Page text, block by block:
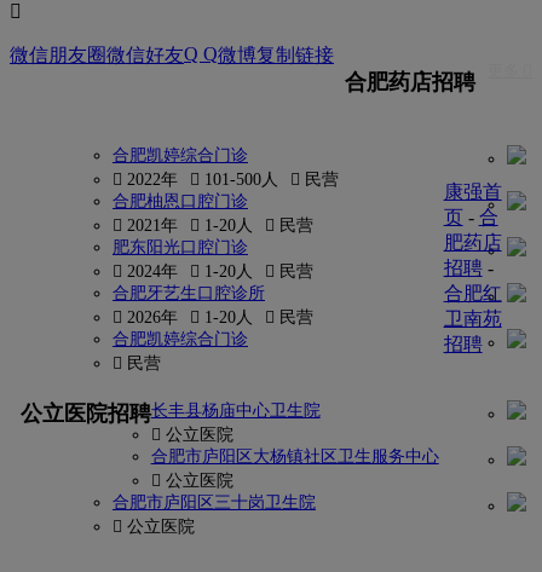

微信朋友圈微信好友Q Q微博复制链接
合肥药店招聘
合肥凯婷综合门诊
 2022年
 101-500人
 民营
合肥柚恩口腔门诊
 2021年
 1-20人
 民营
肥东阳光口腔门诊
 2024年
 1-20人
 民营
合肥牙艺生口腔诊所
 2026年
 1-20人
 民营
合肥凯婷综合门诊
 民营
公立医院招聘长丰县杨庙中心卫生院
 公立医院
合肥市庐阳区大杨镇社区卫生服务中心
 公立医院
合肥市庐阳区三十岗卫生院
 公立医院
康强首
页- 合
肥药店
招聘-
合肥红
卫南苑
招聘
密